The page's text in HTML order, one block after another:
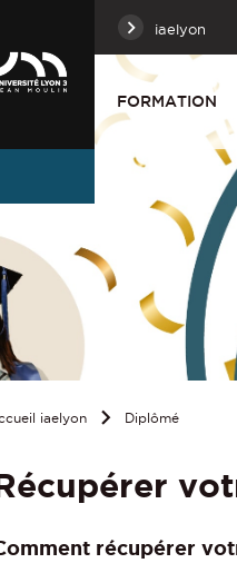
iaelyon
FORMATION
iaelyon Diplômé
récupérer